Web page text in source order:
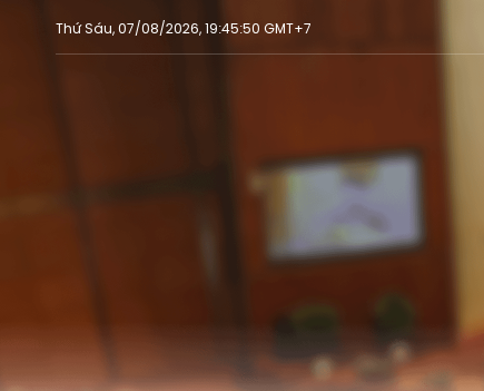
Thứ Sáu, 07/08/2026, 19:45:50 GMT+7